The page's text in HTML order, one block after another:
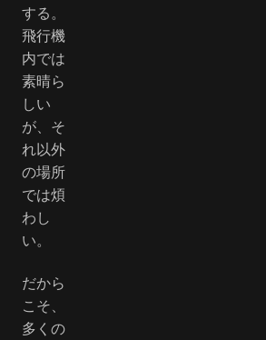
する。
飛行機
内では
素晴ら
しい
が、そ
れ以外
の場所
では煩
わし
い。
だから
こそ、
多くの